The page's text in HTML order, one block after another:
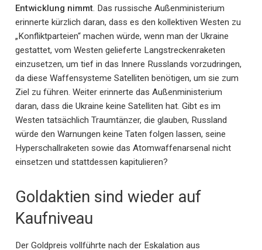
Entwicklung nimmt. Das russische Außenministerium
erinnerte kürzlich daran, dass es den kollektiven Westen zu
„Konfliktparteien“ machen würde, wenn man der Ukraine
gestattet, vom Westen gelieferte Langstreckenraketen
einzusetzen, um tief in das Innere Russlands vorzudringen,
da diese Waffensysteme Satelliten benötigen, um sie zum
Ziel zu führen. Weiter erinnerte das Außenministerium
daran, dass die Ukraine keine Satelliten hat. Gibt es im
Westen tatsächlich Traumtänzer, die glauben, Russland
würde den Warnungen keine Taten folgen lassen, seine
Hyperschallraketen sowie das Atomwaffenarsenal nicht
einsetzen und stattdessen kapitulieren?
Goldaktien sind wieder auf
Kaufniveau
Der Goldpreis vollführte nach der Eskalation aus